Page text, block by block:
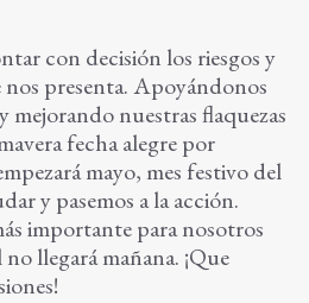
con decisión los riesgos y
presenta. Apoyándonos
mejorando nuestras flaquezas
fecha alegre por
mayo, mes festivo del
y pasemos a la acción.
importante para nosotros
llegará mañana. ¡Que